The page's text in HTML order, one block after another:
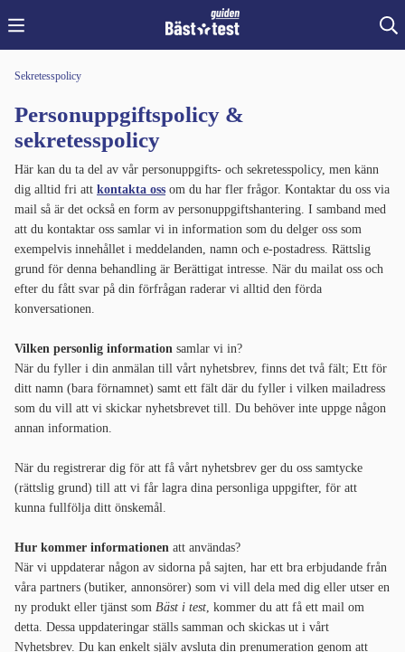
Sekretesspolicy
Personuppgiftspolicy &
sekretesspolicy
Här kan du ta del av vår personuppgifts- och sekretesspolicy, men känn
dig alltid fri att kontakta oss om du har fler frågor. Kontaktar du oss via
mail så är det också en form av personuppgiftshantering. I samband med
att du kontaktar oss samlar vi in information som du delger oss som
exempelvis innehållet i meddelanden, namn och e-postadress. Rättslig
grund för denna behandling är Berättigat intresse. När du mailat oss och
efter du fått svar på din förfrågan raderar vi alltid den förda
konversationen.
Vilken personlig information samlar vi in?
När du fyller i din anmälan till vårt nyhetsbrev, finns det två fält; Ett för
ditt namn (bara förnamnet) samt ett fält där du fyller i vilken mailadress
som du vill att vi skickar nyhetsbrevet till. Du behöver inte uppge någon
annan information.
När du registrerar dig för att få vårt nyhetsbrev ger du oss samtycke
(rättslig grund) till att vi får lagra dina personliga uppgifter, för att
kunna fullfölja ditt önskemål.
Hur kommer informationen att användas?
När vi uppdaterar någon av sidorna på sajten, har ett bra erbjudande från
våra partners (butiker, annonsörer) som vi vill dela med dig eller utser en
ny produkt eller tjänst som Bäst i test, kommer du att få ett mail om
detta. Dessa uppdateringar ställs samman och skickas ut i vårt
Nyhetsbrev. Du kan enkelt själv avsluta din prenumeration genom att